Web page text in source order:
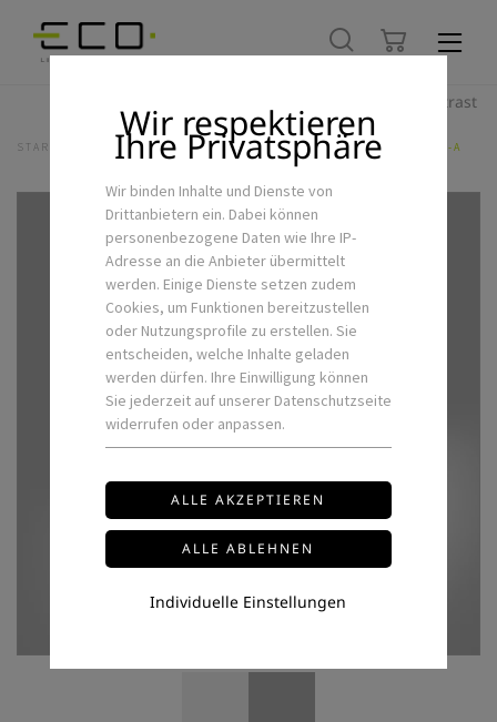
Hoher Kontrast
STARTSEITE LED-INNENLEUCHTEN LED-WANDLEUCHTE BENO-1-A
Wir respektieren
Ihre Privatsphäre
Wir binden Inhalte und Dienste von
Drittanbietern ein. Dabei können
personenbezogene Daten wie Ihre IP-
Adresse an die Anbieter übermittelt
werden. Einige Dienste setzen zudem
Cookies, um Funktionen bereitzustellen
oder Nutzungsprofile zu erstellen. Sie
entscheiden, welche Inhalte geladen
werden dürfen. Ihre Einwilligung können
Sie jederzeit auf unserer Datenschutzseite
widerrufen oder anpassen.
Individuelle Einstellungen